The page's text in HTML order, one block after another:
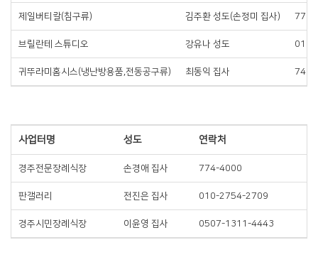
제일버티칼(침구류) 김주환 성도(손정미 집사) 771-
브릴란테 스튜디오 강유나 성도 010-
귀뚜라미홈시스(냉난방용품,전동공구류) 최동익 집사 748-
사업터명 성도 연락처
경주전문장례식장 손경애 집사 774-4000
판갤러리 전진은 집사 010-2754-2709
경주시민장례식장 이윤영 집사 0507-1311-4443